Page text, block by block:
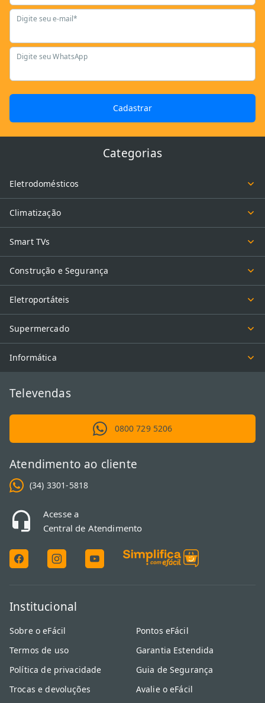
Digite seu e-mail*
Digite seu WhatsApp
Cadastrar
Categorias
Eletrodomésticos
Climatização
Smart TVs
Construção e Segurança
Eletroportáteis
Supermercado
Informática
Televendas
0800 729 5206
Atendimento ao cliente
(34) 3301-5818
Acesse a
Central de Atendimento
Institucional
Sobre o eFácil
Termos de uso
Política de privacidade
Trocas e devoluções
Pontos eFácil
Garantia Estendida
Guia de Segurança
Avalie o eFácil